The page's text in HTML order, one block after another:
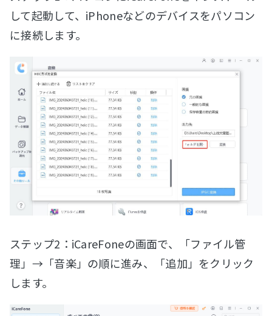
して起動して、iPhoneなどのデバイスをパソコン
に接続します。
ステップ2：iCareFoneの画面で、「ファイル管
理」→「音楽」の順に進み、「追加」をクリック
します。